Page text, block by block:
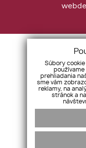
Súbory
používame
prehliadania
sme vám
reklamy, na
stránok a